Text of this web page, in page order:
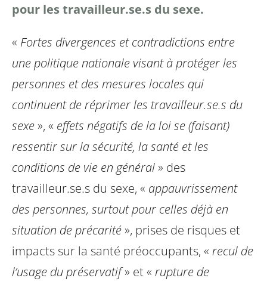
pour les travailleur.se.s du sexe.
« Fortes divergences et contradictions entre
une politique nationale visant à protéger les
personnes et des mesures locales qui
continuent de réprimer les travailleur.se.s du
sexe», « effets négatifs de la loi se (faisant)
ressentir sur la sécurité, la santé et les
conditions de vie en général» des
travailleur.se.s du sexe, « appauvrissement
des personnes, surtout pour celles déjà en
situation de précarité», prises de risques et
impacts sur la santé préoccupants, « recul de
l’usage du préservatif» et « rupture de